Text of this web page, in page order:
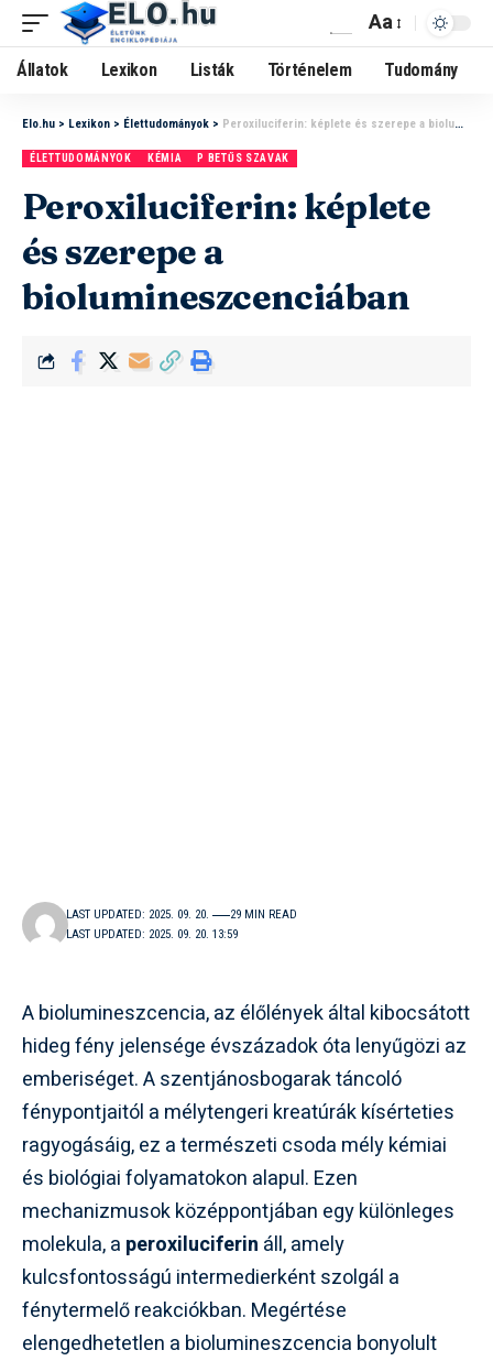
Aa
Állatok Lexikon Listák Történelem Tudomány
Elo.hu > Lexikon > Élettudományok > Peroxiluciferin: képlete és szerepe a biolumineszcenciában
ÉLETTUDOMÁNYOK KÉMIA P BETŰS SZAVAK
Peroxiluciferin: képlete
és szerepe a
biolumineszcenciában
LAST UPDATED: 2025. 09. 20. 13:59
LAST UPDATED: 2025. 09. 20. 29 MIN READ
A biolumineszcencia, az élőlények által kibocsátott
hideg fény jelensége évszázadok óta lenyűgözi az
emberiséget. A szentjánosbogarak táncoló
fénypontjaitól a mélytengeri kreatúrák kísérteties
ragyogásáig, ez a természeti csoda mély kémiai
és biológiai folyamatokon alapul. Ezen
mechanizmusok középpontjában egy különleges
molekula, a peroxiluciferin áll, amely
kulcsfontosságú intermedierként szolgál a
fénytermelő reakciókban. Megértése
elengedhetetlen a biolumineszcencia bonyolult